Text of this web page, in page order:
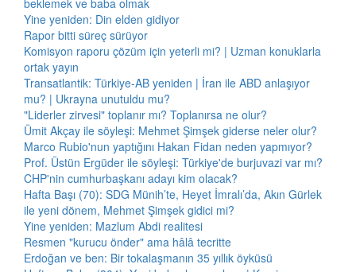
beklemek ve baba olmak
Yine yeniden: Din elden gidiyor
Rapor bitti süreç sürüyor
Komisyon raporu çözüm için yeterli mi? | Uzman konuklarla
ortak yayın
Transatlantik: Türkiye-AB yeniden | İran ile ABD anlaşıyor
mu? | Ukrayna unutuldu mu?
"Liderler zirvesi" toplanır mı? Toplanırsa ne olur?
Ümit Akçay ile söyleşi: Mehmet Şimşek giderse neler olur?
Marco Rubio'nun yaptığını Hakan Fidan neden yapmıyor?
Prof. Üstün Ergüder ile söyleşi: Türkiye'de burjuvazi var mı?
CHP'nin cumhurbaşkanı adayı kim olacak?
Hafta Başı (70): SDG Münih’te, Heyet İmralı’da, Akın Gürlek
ile yeni dönem, Mehmet Şimşek gidici mi?
Yine yeniden: Mazlum Abdi realitesi
Resmen "kurucu önder" ama hâlâ tecritte
Erdoğan ve ben: Bir tokalaşmanın 35 yıllık öyküsü